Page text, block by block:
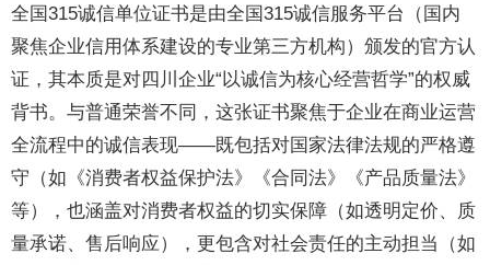
全国315诚信单位证书是由全国315诚信服务平台（国内
聚焦企业信用体系建设的专业第三方机构）颁发的官方认
证，其本质是对四川企业“以诚信为核心经营哲学”的权威
背书。与普通荣誉不同，这张证书聚焦于企业在商业运营
全流程中的诚信表现——既包括对国家法律法规的严格遵
守（如《消费者权益保护法》《合同法》《产品质量法》
等），也涵盖对消费者权益的切实保障（如透明定价、质
量承诺、售后响应），更包含对社会责任的主动担当（如